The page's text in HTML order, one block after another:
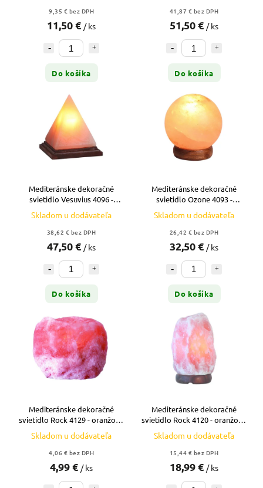
9,35 € bez DPH
11,50 € / ks
Do košíka
41,87 € bez DPH
51,50 € / ks
Do košíka
Mediteránske dekoračné
svietidlo Vesuvius 4096 -
oranžová - červená-oranžová
Skladom u dodávateľa
38,62 € bez DPH
47,50 € / ks
Do košíka
Mediteránske dekoračné
svietidlo Ozone 4093 -
oranžová - červená-oranžová
Skladom u dodávateľa
26,42 € bez DPH
32,50 € / ks
Do košíka
Mediteránske dekoračné
svietidlo Rock 4129 - oranžová
- červená-oranžová
Skladom u dodávateľa
4,06 € bez DPH
4,99 € / ks
Mediteránske dekoračné
svietidlo Rock 4120 - oranžová
- červená-oranžová
Skladom u dodávateľa
15,44 € bez DPH
18,99 € / ks